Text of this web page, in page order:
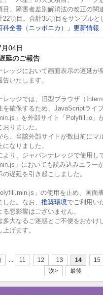
目、障害者差別解消法の改正の関
22項目。合計35項目をサンプルと
科全書（ニッポニカ）」更新情報
04日
延のご報告
レッジにおいて画面表示の遅延が
いたします。
レッジでは、旧型ブラウザ（
を確保するため、JavaScriptライ
」を外部サイト「Polyfill.io」
りました。
ら、当該外部サイトが数日前にマ
なりました。
より、ジャパンナレッジで使用し
」においても読み込みエラー
の遅延を引き起こしました。
」の使用を止め、画面
た。なお、 推奨環境でご利用い
る悪影響はございません。
多大なるご迷惑とご不便をおかけ
げます。
... 11 12 13 14 15
次>
最後